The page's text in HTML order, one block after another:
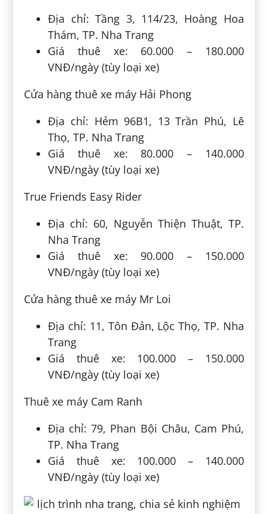
Địa chỉ: Tầng 3, 114/23, Hoàng Hoa
Thám, TP. Nha Trang
Giá thuê xe: 60.000 – 180.000
VNĐ/ngày (tùy loại xe)
Cửa hàng thuê xe máy Hải Phong
Địa chỉ: Hẻm 96B1, 13 Trần Phú, Lê
Thọ, TP. Nha Trang
Giá thuê xe: 80.000 – 140.000
VNĐ/ngày (tùy loại xe)
True Friends Easy Rider
Địa chỉ: 60, Nguyễn Thiện Thuật, TP.
Nha Trang
Giá thuê xe: 90.000 – 150.000
VNĐ/ngày (tùy loại xe)
Cửa hàng thuê xe máy Mr Loi
Địa chỉ: 11, Tôn Đản, Lộc Thọ, TP. Nha
Trang
Giá thuê xe: 100.000 – 150.000
VNĐ/ngày (tùy loại xe)
Thuê xe máy Cam Ranh
Địa chỉ: 79, Phan Bội Châu, Cam Phú,
TP. Nha Trang
Giá thuê xe: 100.000 – 140.000
VNĐ/ngày (tùy loại xe)